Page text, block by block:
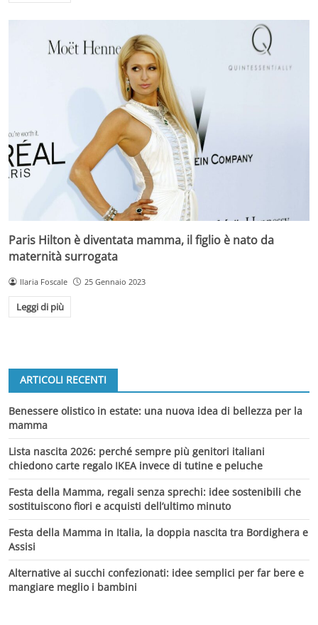
Paris Hilton è diventata mamma, il figlio è nato da
maternità surrogata
Ilaria Foscale 25 Gennaio 2023
Leggi di più
ARTICOLI RECENTI
Benessere olistico in estate: una nuova idea di bellezza per la
mamma
Lista nascita 2026: perché sempre più genitori italiani
chiedono carte regalo IKEA invece di tutine e peluche
Festa della Mamma, regali senza sprechi: idee sostenibili che
sostituiscono fiori e acquisti dell’ultimo minuto
Festa della Mamma in Italia, la doppia nascita tra Bordighera e
Assisi
Alternative ai succhi confezionati: idee semplici per far bere e
mangiare meglio i bambini